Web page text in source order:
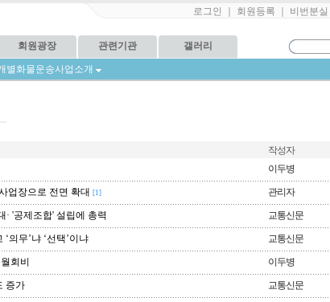
로그인 회원등록 비번분실
회원광장 관련기관 갤러리
별화물운송사업소개
작성자
이두병
업장으로 전면 확대 [1] 관리자
· '공제조합' 설립에 총력 교통신문
의무’냐 ‘선택’이냐 교통신문
회비 이두병
증가 교통신문